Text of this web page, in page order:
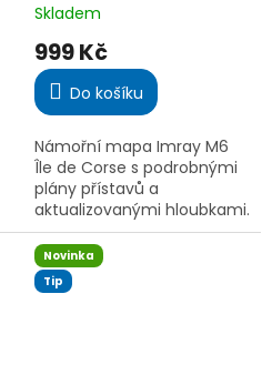
Průměrné
hodnocení
produktu
je
5,0
5
hvězdiček.
Skladem
999 Kč
Do košíku
Námořní mapa Imray M6
Île de Corse s podrobnými
plány přístavů a
aktualizovanými hloubkami.
Obsahuje Macinaggio,
Bastiu, Calvi, Ajaccio,
Propriano, Bonifacio i Îles
Lavezzi....
Novinka
Tip